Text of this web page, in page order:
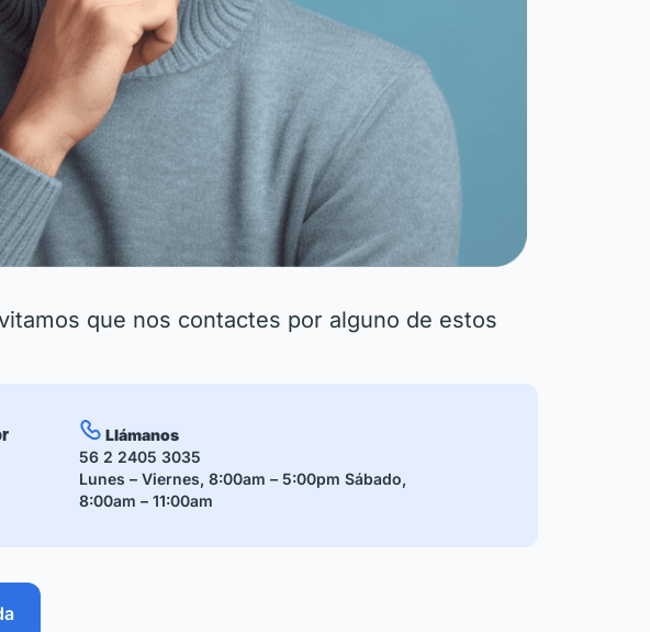
que nos contactes por alguno de estos
Llámanos
56 2 2405 3035
Lunes – Viernes, 8:00am – 5:00pm Sábado,
8:00am – 11:00am